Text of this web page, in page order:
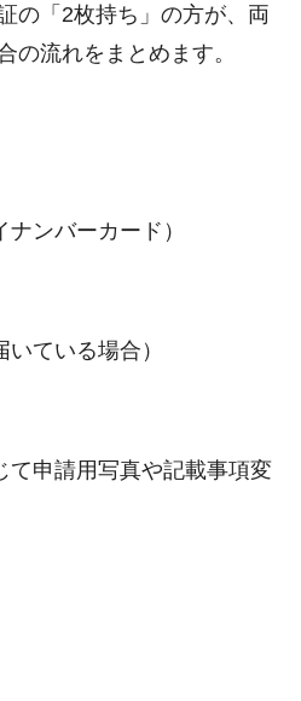
の「2枚持ち」の方が、両
の流れをまとめます。
ンバーカード）
ている場合）
て申請用写真や記載事項変